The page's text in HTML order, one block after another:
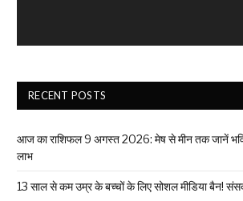
RECENT POSTS
आज का राशिफल 9 अगस्त 2026: मेष से मीन तक जानें
लाभ
13 साल से कम उम्र के बच्चों के लिए सोशल मीडिया बैन!